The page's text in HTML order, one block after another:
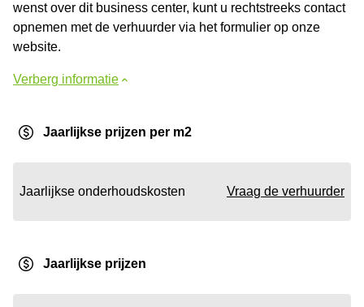
wenst over dit business center, kunt u rechtstreeks contact
opnemen met de verhuurder via het formulier op onze
website.
Verberg informatie
Jaarlijkse prijzen per m2
Jaarlijkse onderhoudskosten Vraag de verhuurder
Jaarlijkse prijzen